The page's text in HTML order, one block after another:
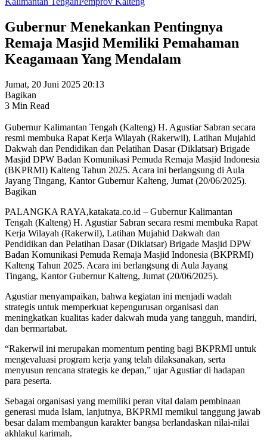
Gubernur Menekankan Pentingnya
Remaja Masjid Memiliki Pemahaman
Keagamaan Yang Mendalam
Jumat, 20 Juni 2025 20:13
Bagikan
3 Min Read
Gubernur Kalimantan Tengah (Kalteng) H. Agustiar Sabran secara
resmi membuka Rapat Kerja Wilayah (Rakerwil), Latihan Mujahid
Dakwah dan Pendidikan dan Pelatihan Dasar (Diklatsar) Brigade
Masjid DPW Badan Komunikasi Pemuda Remaja Masjid Indonesia
(BKPRMI) Kalteng Tahun 2025. Acara ini berlangsung di Aula
Jayang Tingang, Kantor Gubernur Kalteng, Jumat (20/06/2025).
Bagikan
PALANGKA RAYA,katakata.co.id – Gubernur Kalimantan
Tengah (Kalteng) H. Agustiar Sabran secara resmi membuka Rapat
Kerja Wilayah (Rakerwil), Latihan Mujahid Dakwah dan
Pendidikan dan Pelatihan Dasar (Diklatsar) Brigade Masjid DPW
Badan Komunikasi Pemuda Remaja Masjid Indonesia (BKPRMI)
Kalteng Tahun 2025. Acara ini berlangsung di Aula Jayang
Tingang, Kantor Gubernur Kalteng, Jumat (20/06/2025).
Agustiar menyampaikan, bahwa kegiatan ini menjadi wadah
strategis untuk memperkuat kepengurusan organisasi dan
meningkatkan kualitas kader dakwah muda yang tangguh, mandiri,
dan bermartabat.
“Rakerwil ini merupakan momentum penting bagi BKPRMI untuk
mengevaluasi program kerja yang telah dilaksanakan, serta
menyusun rencana strategis ke depan,” ujar Agustiar di hadapan
para peserta.
Sebagai organisasi yang memiliki peran vital dalam pembinaan
generasi muda Islam, lanjutnya, BKPRMI memikul tanggung jawab
besar dalam membangun karakter bangsa berlandaskan nilai-nilai
akhlakul karimah.